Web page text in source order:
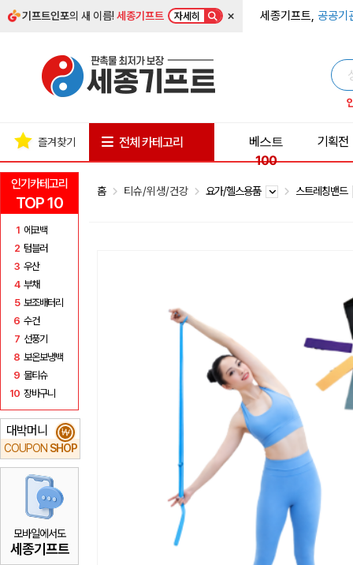
기프트인포의 새 이름!세종기프트 자세히 × 세종기프트, 공공기
인기카테고리
TOP 10
1 에코백
2 텀블러
3 우산
4 부채
5 보조배터리
6 수건
7 선풍기
8 보온보냉백
9 물티슈
10 장바구니
대박머니
COUPON SHOP
₩
모바일에서도
세종기프트
즐겨찾기 전체 카테고리
베스트
100
기획전
홈 티슈/위생/건강 요가/헬스용품 스트레칭밴드